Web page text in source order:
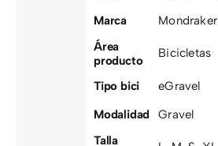
Marca
Mondraker
Área
producto
Bicicletas
Tipo bici
eGravel
Modalidad
Gravel
Talla